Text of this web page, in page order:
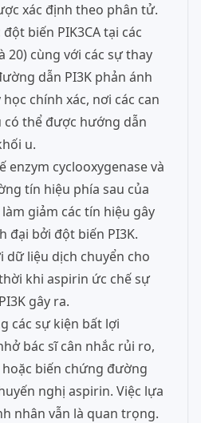
xác định theo phân tử.
biến PIK3CA tại các
20) cùng với các sự thay
dẫn PI3K phản ánh
chính xác, nơi các can
thể được hướng dẫn
u.
enzym cyclooxygenase và
tín hiệu phía sau của
giảm các tín hiệu gây
đại bởi đột biến PI3K.
dữ liệu dịch chuyển cho
khi aspirin ức chế sự
gây ra.
các sự kiện bất lợi
bác sĩ cân nhắc rủi ro,
biến chứng đường
nghị aspirin. Việc lựa
nhân vẫn là quan trọng.